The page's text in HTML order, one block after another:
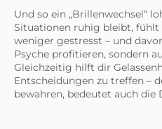
Und so ein „Brillenwechsel“
Situationen ruhig bleibt, fühlt
weniger gestresst – und
Psyche profitieren, sondern
Gleichzeitig hilft dir
Entscheidungen zu treffen –
bewahren, bedeutet auch die